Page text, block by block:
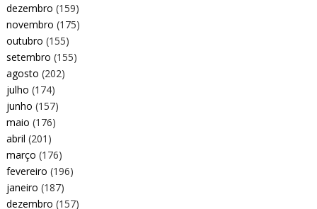
dezembro (159)
novembro (175)
outubro (155)
setembro (155)
agosto (202)
julho (174)
junho (157)
maio (176)
abril (201)
março (176)
fevereiro (196)
janeiro (187)
dezembro (157)